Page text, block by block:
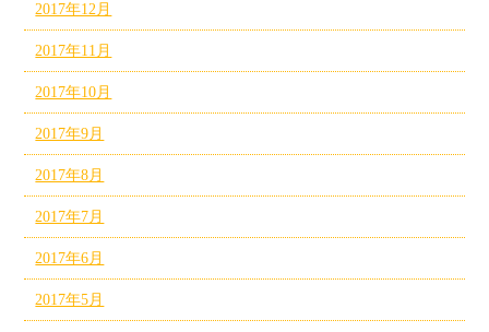
2017年12月
2017年11月
2017年10月
2017年9月
2017年8月
2017年7月
2017年6月
2017年5月